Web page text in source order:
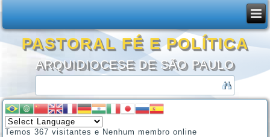
PASTORAL FÉ E POLÍTICA
ARQUIDIOCESE DE SÃO PAULO
Temos 367 visitantes e Nenhum membro online